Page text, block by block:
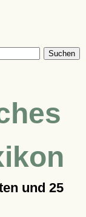
Suchen
und 25